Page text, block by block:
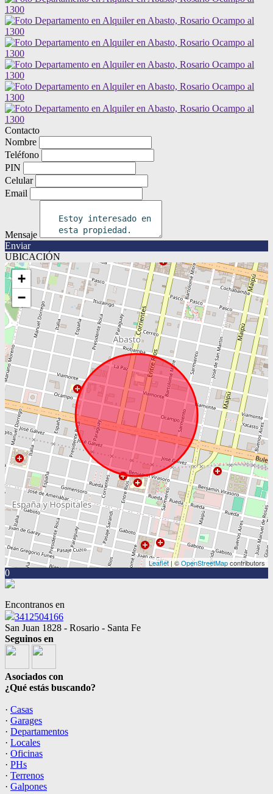
Contacto
Nombre
Teléfono
PIN
Celular
Email
Mensaje
Enviar
UBICACIÓN
+
−
Leaflet| ©OpenStreetMapcontributors
0
Encontranos en
3412504166
San Juan 1828 - Rosario - Santa Fe
Seguinos en
Asociados con
¿Qué estás buscando?
· Casas
· Garages
· Departamentos
· Locales
· Oficinas
· PHs
· Terrenos
· Galpones